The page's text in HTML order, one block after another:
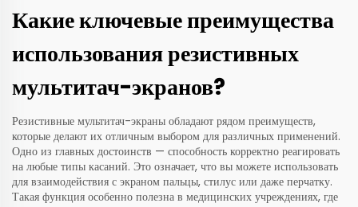
Какие ключевые преимущества
использования резистивных
мультитач-экранов?
Резистивные мультитач-экраны обладают рядом преимуществ,
которые делают их отличным выбором для различных применений.
Одно из главных достоинств — способность корректно реагировать
на любые типы касаний. Это означает, что вы можете использовать
для взаимодействия с экраном пальцы, стилус или даже перчатку.
Такая функция особенно полезна в медицинских учреждениях, где